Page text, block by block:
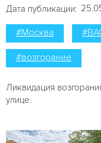
Дата публикации:
#Москва
#возгорание
Ликвидация
улице.